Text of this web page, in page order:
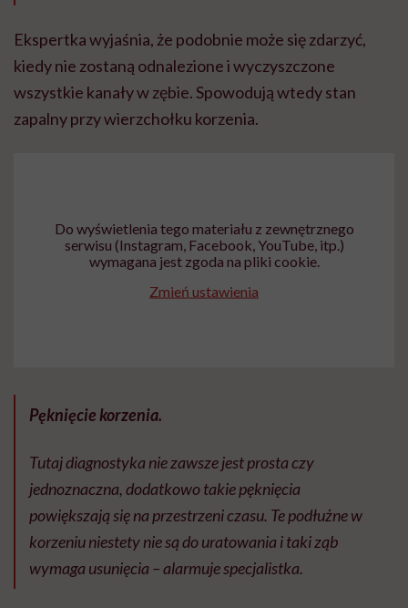
Ekspertka wyjaśnia, że podobnie może się zdarzyć,
kiedy nie zostaną odnalezione i wyczyszczone
wszystkie kanały w zębie. Spowodują wtedy stan
zapalny przy wierzchołku korzenia.
Do wyświetlenia tego materiału z zewnętrznego
serwisu (Instagram, Facebook, YouTube, itp.)
wymagana jest zgoda na pliki cookie.
Zmień ustawienia
Pęknięcie korzenia.
Tutaj diagnostyka nie zawsze jest prosta czy
jednoznaczna, dodatkowo takie pęknięcia
powiększają się na przestrzeni czasu. Te podłużne w
korzeniu niestety nie są do uratowania i taki ząb
wymaga usunięcia – alarmuje specjalistka.